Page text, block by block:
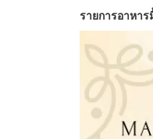
รายการอาหาร